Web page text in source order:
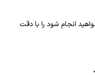
انجام شود را با دقت